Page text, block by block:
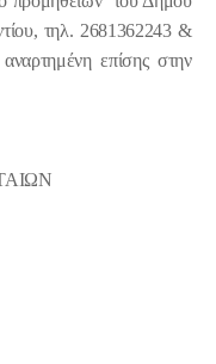
τηλ. 2681362243 &
επίσης στην